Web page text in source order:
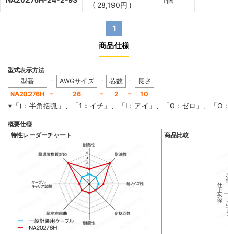
( 28,190円 )
1
商品仕様
型式表示方法
型番
− AWGサイズ − 芯数 −
長さ
NA20276H
− 26 − 2 − 10
※「(：半角括弧」、「1：イチ」、「I：アイ」、「0：ゼロ」、「
概要仕様
特性レーダーチャート
商品比較